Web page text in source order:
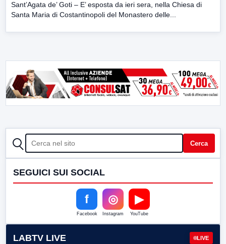
Sant’Agata de’ Goti – E’ esposta da ieri sera, nella Chiesa di
Santa Maria di Costantinopoli del Monastero delle...
CERCA Cerca
SEGUICI SUI SOCIAL
f
Facebook
◎
Instagram
▶
YouTube
LABTV LIVE LIVE